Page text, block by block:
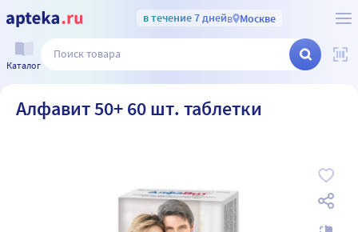
в течение 7 днейв Москве
Каталог
Алфавит 50+ 60 шт. таблетки